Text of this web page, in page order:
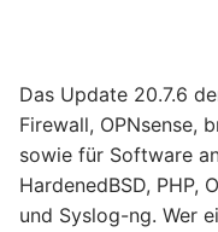
Das Update 20.7.6
Firewall, OPNsense,
sowie für Software
HardenedBSD, PHP,
und Syslog-ng. Wer